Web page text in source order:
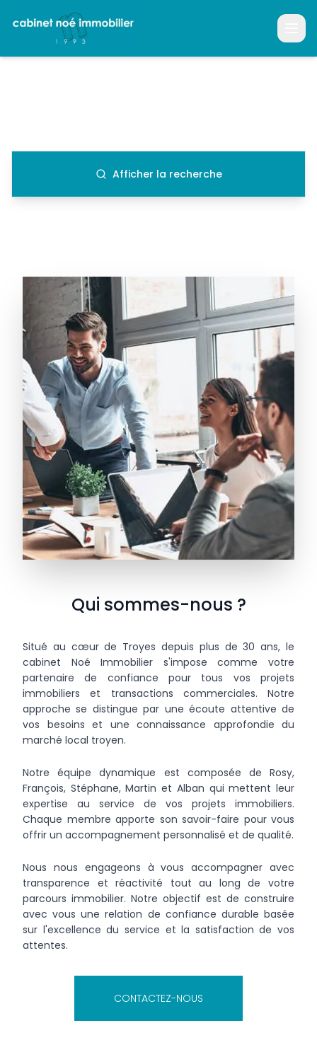
Afficher la recherche
Qui sommes-nous ?
Situé au cœur de Troyes depuis plus de 30 ans, le
cabinet Noé Immobilier s'impose comme votre
partenaire de confiance pour tous vos projets
immobiliers et transactions commerciales. Notre
approche se distingue par une écoute attentive de
vos besoins et une connaissance approfondie du
marché local troyen.
Notre équipe dynamique est composée de Rosy,
François, Stéphane, Martin et Alban qui mettent leur
expertise au service de vos projets immobiliers.
Chaque membre apporte son savoir-faire pour vous
offrir un accompagnement personnalisé et de qualité.
Nous nous engageons à vous accompagner avec
transparence et réactivité tout au long de votre
parcours immobilier. Notre objectif est de construire
avec vous une relation de confiance durable basée
sur l'excellence du service et la satisfaction de vos
attentes.
CONTACTEZ-NOUS